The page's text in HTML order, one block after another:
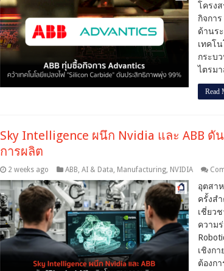
โครง
กิจกา
ด้านร
เทคโ
กระบ
ไตรม
Read
Sky Intelligence ผนึก Nvidia และ ABB ดั
การผลิต
2 weeks ago ABB, AI & Data, Manufacturing, NVIDIA
อุตสา
ครั้งส
เชี่ยว
ความ
เชิงก
ต้องก